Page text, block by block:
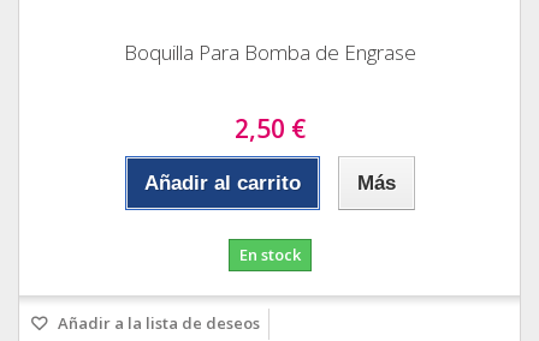
Boquilla Para Bomba de Engrase
2,50 €
Añadir al carrito Más
En stock
Añadir a la lista de deseos